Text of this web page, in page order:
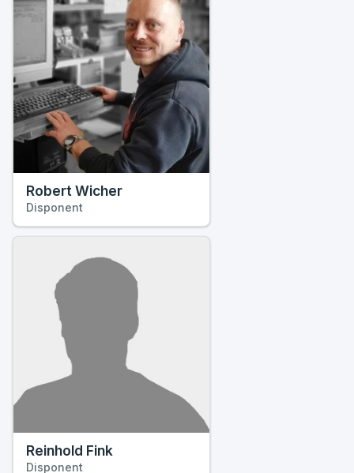
Robert Wicher
Disponent
Reinhold Fink
Disponent